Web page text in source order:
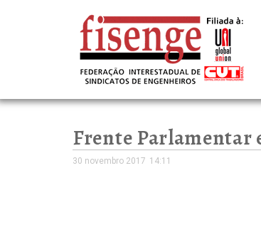
Frente Parlamentar
30 novembro 2017 14:11